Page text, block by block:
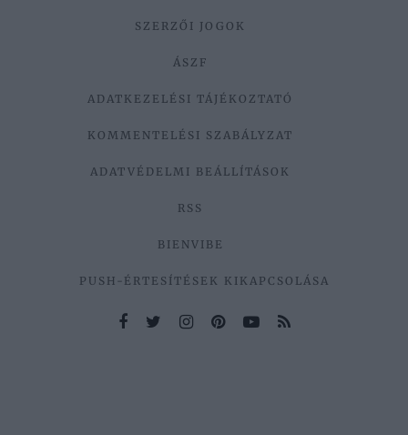
SZERZŐI JOGOK
ÁSZF
ADATKEZELÉSI TÁJÉKOZTATÓ
KOMMENTELÉSI SZABÁLYZAT
ADATVÉDELMI BEÁLLÍTÁSOK
RSS
BIENVIBE
PUSH-ÉRTESÍTÉSEK KIKAPCSOLÁSA